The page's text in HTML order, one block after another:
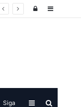
Sidebar
Log
Sidebar
Siga